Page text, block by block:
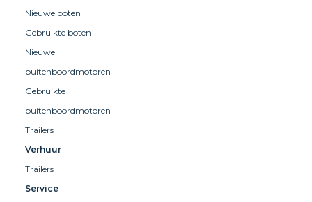
Nieuwe boten
Gebruikte boten
Nieuwe
buitenboordmotoren
Gebruikte
buitenboordmotoren
Trailers
Verhuur
Trailers
Service